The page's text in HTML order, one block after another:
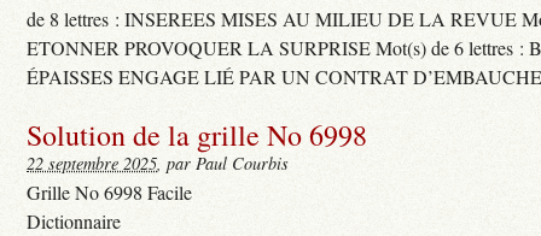
de 8 lettres : INSEREES MISES AU MILIEU DE LA REVUE
ETONNER PROVOQUER LA SURPRISE Mot(s) de 6 lettres :
ÉPAISSES ENGAGE LIÉ PAR UN CONTRAT
Solution de la grille No 6998
22 septembre 2025, par Paul Courbis
Grille No 6998 Facile
Dictionnaire